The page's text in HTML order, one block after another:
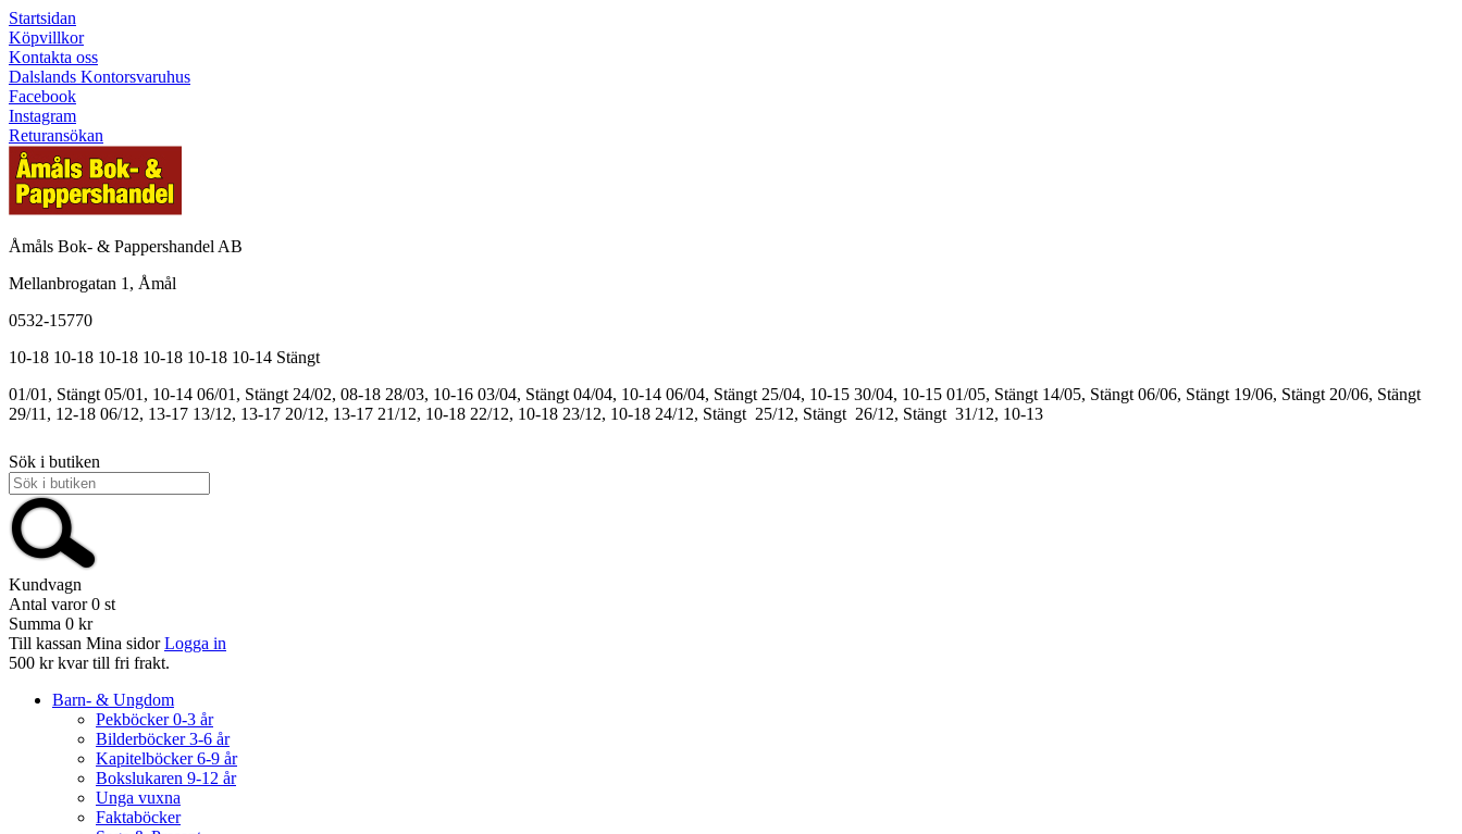
Startsidan
Köpvillkor
Kontakta oss
Dalslands Kontorsvaruhus
Facebook
Instagram
Returansökan
Åmåls Bok- & Pappershandel AB
Mellanbrogatan 1, Åmål
0532-15770
10-18 10-18 10-18 10-18 10-18 10-14 Stängt
01/01, Stängt 05/01, 10-14 06/01, Stängt 24/02, 08-18 28/03, 10-16 03/04, Stängt 04/04, 10-14 06/04, Stängt 25/04, 10-15 30/04, 10-15 01/05, Stängt 14/05, Stängt 06/06, Stängt 19/06, Stängt 20/06, Stängt
29/11, 12-18 06/12, 13-17 13/12, 13-17 20/12, 13-17 21/12, 10-18 22/12, 10-18 23/12, 10-18 24/12, Stängt 25/12, Stängt 26/12, Stängt 31/12, 10-13
Sök i butiken
Kundvagn
Antal varor 0 st
Summa 0 kr
Till kassan Mina sidor Logga in
500 kr kvar till fri frakt.
Barn- & Ungdom
Pekböcker 0-3 år
Bilderböcker 3-6 år
Kapitelböcker 6-9 år
Bokslukaren 9-12 år
Unga vuxna
Faktaböcker